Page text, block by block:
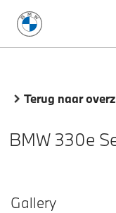
Terug naar
BMW 330e
Gallery